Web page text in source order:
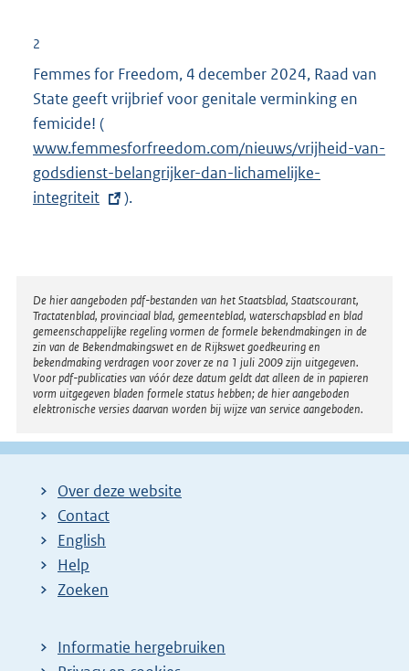
2
Femmes for Freedom, 4 december 2024, Raad van
State geeft vrijbrief voor genitale verminking en
femicide! (
x
t
e
l
i
n
k
:
www.femmesforfreedom.com/nieuws/vrijheid-van-
godsdienst-belangrijker-dan-lichamelijke-
integriteit
).
Disclaimer
De hier aangeboden pdf-bestanden van het Staatsblad, Staatscourant,
Tractatenblad, provinciaal blad, gemeenteblad, waterschapsblad en blad
gemeenschappelijke regeling vormen de formele bekendmakingen in de
zin van de Bekendmakingswet en de Rijkswet goedkeuring en
bekendmaking verdragen voor zover ze na 1 juli 2009 zijn uitgegeven.
Voor pdf-publicaties van vóór deze datum geldt dat alleen de in papieren
vorm uitgegeven bladen formele status hebben; de hier aangeboden
elektronische versies daarvan worden bij wijze van service aangeboden.
Over deze website
Contact
English
Help
Zoeken
Informatie hergebruiken